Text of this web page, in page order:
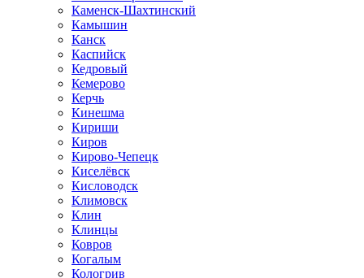
Каменск-Шахтинский
Камышин
Канск
Каспийск
Кедровый
Кемерово
Керчь
Кинешма
Кириши
Киров
Кирово-Чепецк
Киселёвск
Кисловодск
Климовск
Клин
Клинцы
Ковров
Когалым
Кологрив